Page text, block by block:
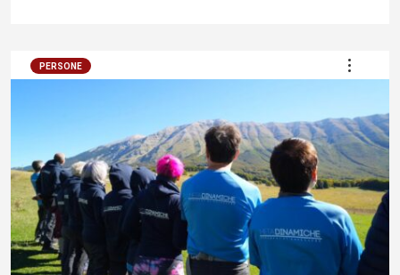
PERSONE